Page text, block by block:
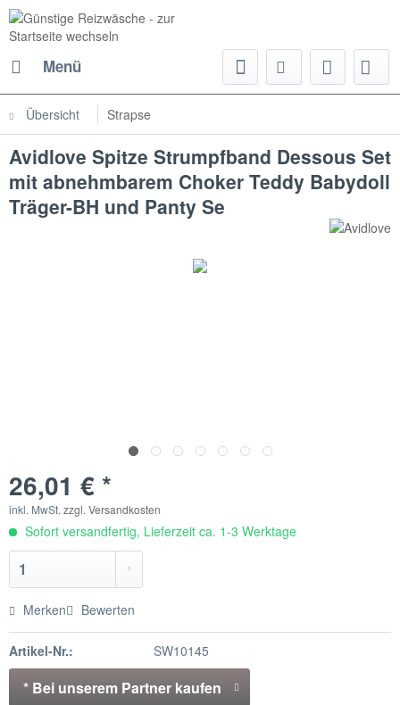
Menü
Übersicht Strapse
Avidlove Spitze Strumpfband Dessous Set
mit abnehmbarem Choker Teddy Babydoll
Träger-BH und Panty Se
26,01 € *
inkl. MwSt. zzgl. Versandkosten
Sofort versandfertig, Lieferzeit ca. 1-3 Werktage
Merken Bewerten
Artikel-Nr.: SW10145
* Bei unserem Partner kaufen